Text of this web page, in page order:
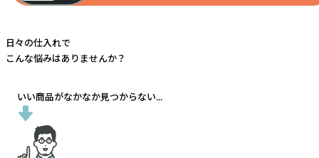
日々の仕入れで
こんな悩みはありませんか？
いい商品がなかなか見つからない...